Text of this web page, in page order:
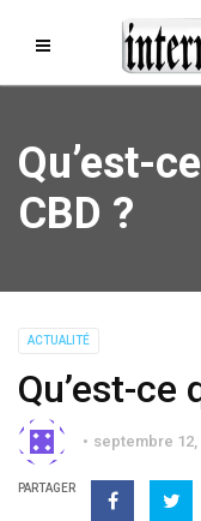
Qu’est-
CBD ?
ACTUALITÉ
Qu’est-ce
septembre 12,
PARTAGER